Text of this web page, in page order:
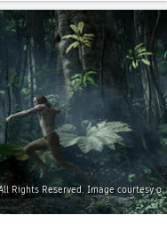
Rights Reserved. Image courtesy o